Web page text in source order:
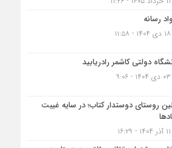
رسانه
دولتی کاشمر‌ رادریابید
روستای دوستدار کتاب؛ در سایه غیبت